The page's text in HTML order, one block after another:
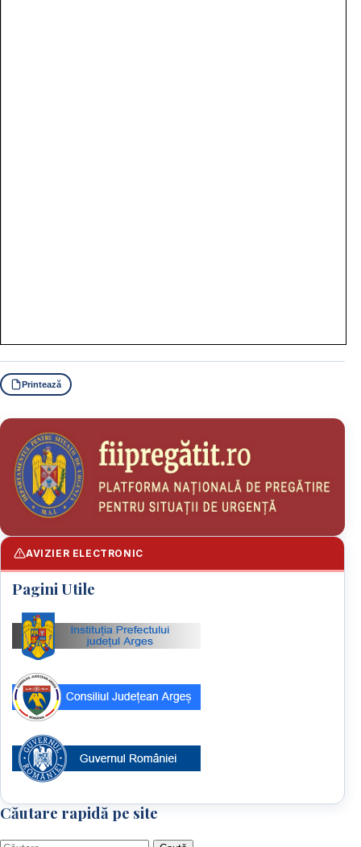
Printează
AVIZIER ELECTRONIC
Pagini Utile
Căutare rapidă pe site